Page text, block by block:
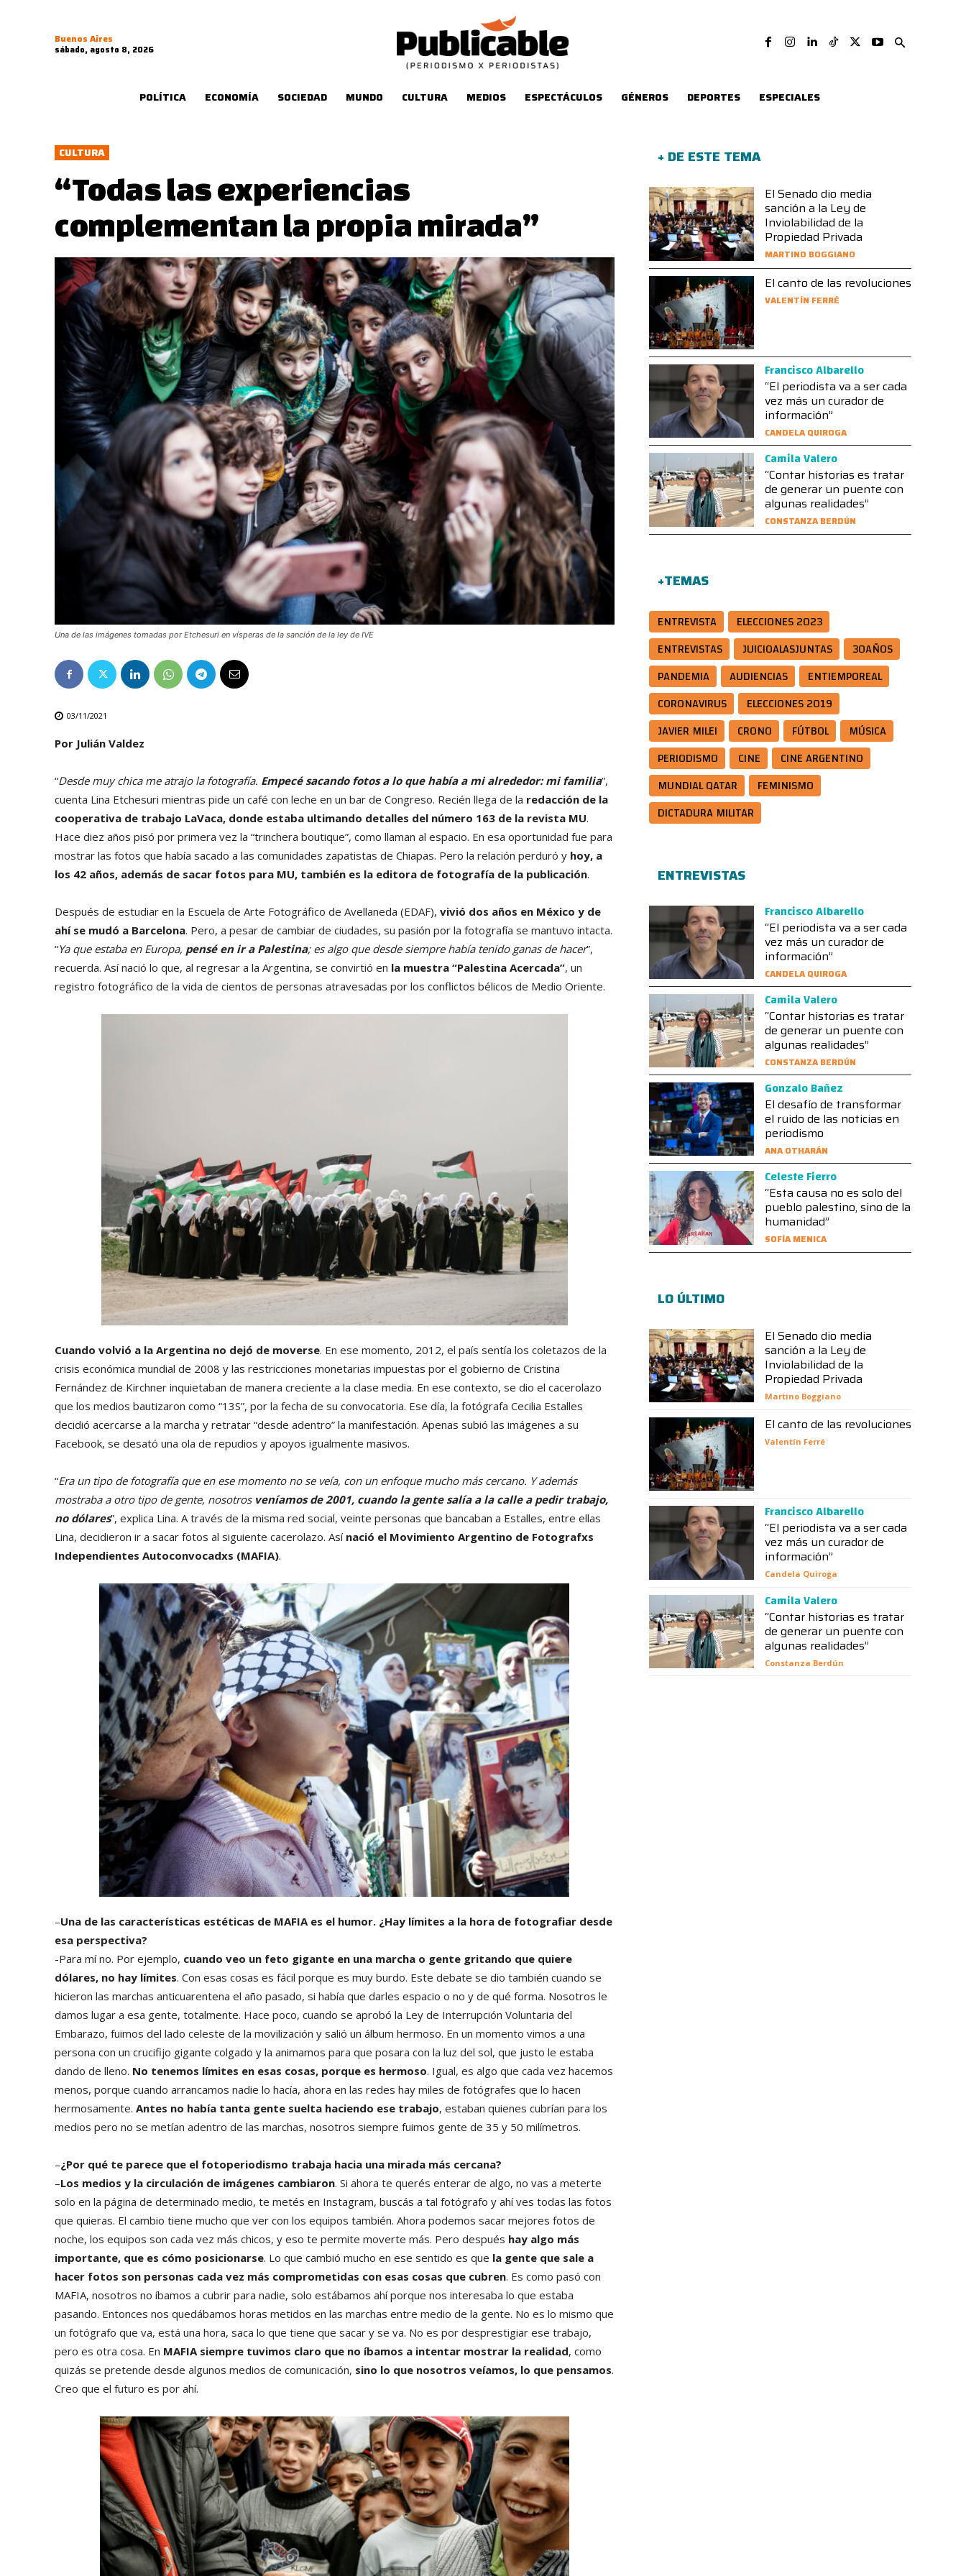
Buenos Aires
sábado, agosto 8, 2026
POLÍTICA ECONOMÍA SOCIEDAD MUNDO CULTURA MEDIOS ESPECTÁCULOS GÉNEROS DEPORTES ESPECIALES
CULTURA
“Todas las experiencias
complementan la propia mirada”
Una de las imágenes tomadas por Etchesuri en vísperas de la sanción de la ley de IVE
03/11/2021
Por Julián Valdez
“Desde muy chica me atrajo la fotografía. Empecé sacando fotos a lo que había a mi alrededor: mi familia”,
cuenta Lina Etchesuri mientras pide un café con leche en un bar de Congreso. Recién llega de la redacción de la
cooperativa de trabajo LaVaca, donde estaba ultimando detalles del número 163 de la revista MU.
Hace diez años pisó por primera vez la “trinchera boutique”, como llaman al espacio. En esa oportunidad fue para
mostrar las fotos que había sacado a las comunidades zapatistas de Chiapas. Pero la relación perduró y hoy, a
los 42 años, además de sacar fotos para MU, también es la editora de fotografía de la publicación.
Después de estudiar en la Escuela de Arte Fotográfico de Avellaneda (EDAF), vivió dos años en México y de
ahí se mudó a Barcelona. Pero, a pesar de cambiar de ciudades, su pasión por la fotografía se mantuvo intacta.
“Ya que estaba en Europa, pensé en ir a Palestina; es algo que desde siempre había tenido ganas de hacer”,
recuerda. Así nació lo que, al regresar a la Argentina, se convirtió en la muestra “Palestina Acercada”, un
registro fotográfico de la vida de cientos de personas atravesadas por los conflictos bélicos de Medio Oriente.
Cuando volvió a la Argentina no dejó de moverse. En ese momento, 2012, el país sentía los coletazos de la
crisis económica mundial de 2008 y las restricciones monetarias impuestas por el gobierno de Cristina
Fernández de Kirchner inquietaban de manera creciente a la clase media. En ese contexto, se dio el cacerolazo
que los medios bautizaron como “13S”, por la fecha de su convocatoria. Ese día, la fotógrafa Cecilia Estalles
decidió acercarse a la marcha y retratar “desde adentro” la manifestación. Apenas subió las imágenes a su
Facebook, se desató una ola de repudios y apoyos igualmente masivos.
“Era un tipo de fotografía que en ese momento no se veía, con un enfoque mucho más cercano. Y además
mostraba a otro tipo de gente, nosotros veníamos de 2001, cuando la gente salía a la calle a pedir trabajo,
no dólares”, explica Lina. A través de la misma red social, veinte personas que bancaban a Estalles, entre ellas
Lina, decidieron ir a sacar fotos al siguiente cacerolazo. Así nació el Movimiento Argentino de Fotografxs
Independientes Autoconvocadxs (MAFIA).
–Una de las características estéticas de MAFIA es el humor. ¿Hay límites a la hora de fotografiar desde
esa perspectiva?
-Para mí no. Por ejemplo, cuando veo un feto gigante en una marcha o gente gritando que quiere
dólares, no hay límites. Con esas cosas es fácil porque es muy burdo. Este debate se dio también cuando se
hicieron las marchas anticuarentena el año pasado, si había que darles espacio o no y de qué forma. Nosotros le
damos lugar a esa gente, totalmente. Hace poco, cuando se aprobó la Ley de Interrupción Voluntaria del
Embarazo, fuimos del lado celeste de la movilización y salió un álbum hermoso. En un momento vimos a una
persona con un crucifijo gigante colgado y la animamos para que posara con la luz del sol, que justo le estaba
dando de lleno. No tenemos límites en esas cosas, porque es hermoso. Igual, es algo que cada vez hacemos
menos, porque cuando arrancamos nadie lo hacía, ahora en las redes hay miles de fotógrafes que lo hacen
hermosamente. Antes no había tanta gente suelta haciendo ese trabajo, estaban quienes cubrían para los
medios pero no se metían adentro de las marchas, nosotros siempre fuimos gente de 35 y 50 milímetros.
–¿Por qué te parece que el fotoperiodismo trabaja hacia una mirada más cercana?
–Los medios y la circulación de imágenes cambiaron. Si ahora te querés enterar de algo, no vas a meterte
solo en la página de determinado medio, te metés en Instagram, buscás a tal fotógrafo y ahí ves todas las fotos
que quieras. El cambio tiene mucho que ver con los equipos también. Ahora podemos sacar mejores fotos de
noche, los equipos son cada vez más chicos, y eso te permite moverte más. Pero después hay algo más
importante, que es cómo posicionarse. Lo que cambió mucho en ese sentido es que la gente que sale a
hacer fotos son personas cada vez más comprometidas con esas cosas que cubren. Es como pasó con
MAFIA, nosotros no íbamos a cubrir para nadie, solo estábamos ahí porque nos interesaba lo que estaba
pasando. Entonces nos quedábamos horas metidos en las marchas entre medio de la gente. No es lo mismo que
un fotógrafo que va, está una hora, saca lo que tiene que sacar y se va. No es por desprestigiar ese trabajo,
pero es otra cosa. En MAFIA siempre tuvimos claro que no íbamos a intentar mostrar la realidad, como
quizás se pretende desde algunos medios de comunicación, sino lo que nosotros veíamos, lo que pensamos.
Creo que el futuro es por ahí.
+ DE ESTE TEMA
El Senado dio media
sanción a la Ley de
Inviolabilidad de la
Propiedad Privada
MARTINO BOGGIANO
El canto de las revoluciones
VALENTÍN FERRÉ
Francisco Albarello
“El periodista va a ser cada
vez más un curador de
información”
CANDELA QUIROGA
Camila Valero
“Contar historias es tratar
de generar un puente con
algunas realidades”
CONSTANZA BERDÚN
+TEMAS
ENTREVISTA
ELECCIONES 2023
ENTREVISTAS
JUICIOALASJUNTAS
30AÑOS
PANDEMIA
AUDIENCIAS
ENTIEMPOREAL
CORONAVIRUS
ELECCIONES 2019
JAVIER MILEI
CRONO FÚTBOL
MÚSICA
PERIODISMO
CINE
CINE ARGENTINO
MUNDIAL QATAR
FEMINISMO
DICTADURA MILITAR
ENTREVISTAS
Francisco Albarello
“El periodista va a ser cada
vez más un curador de
información”
CANDELA QUIROGA
Camila Valero
“Contar historias es tratar
de generar un puente con
algunas realidades”
CONSTANZA BERDÚN
Gonzalo Bañez
El desafío de transformar
el ruido de las noticias en
periodismo
ANA OTHARÁN
Celeste Fierro
“Esta causa no es solo del
pueblo palestino, sino de la
humanidad”
SOFÍA MENICA
LO ÚLTIMO
El Senado dio media
sanción a la Ley de
Inviolabilidad de la
Propiedad Privada
Martino Boggiano
El canto de las revoluciones
Valentín Ferré
Francisco Albarello
“El periodista va a ser cada
vez más un curador de
información”
Candela Quiroga
Camila Valero
“Contar historias es tratar
de generar un puente con
algunas realidades”
Constanza Berdún